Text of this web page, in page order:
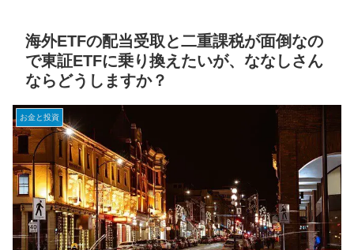
海外ETFの配当受取と二重課税が面倒なの
で東証ETFに乗り換えたいが、ななしさん
ならどうしますか？
お金と投資